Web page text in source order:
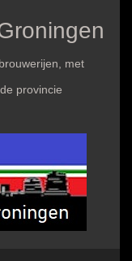
met
provincie